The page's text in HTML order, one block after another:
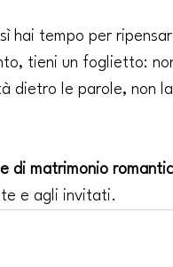
hai tempo per
tieni un foglietto:
dietro le parole, non
di matrimonio
te e agli invitati.